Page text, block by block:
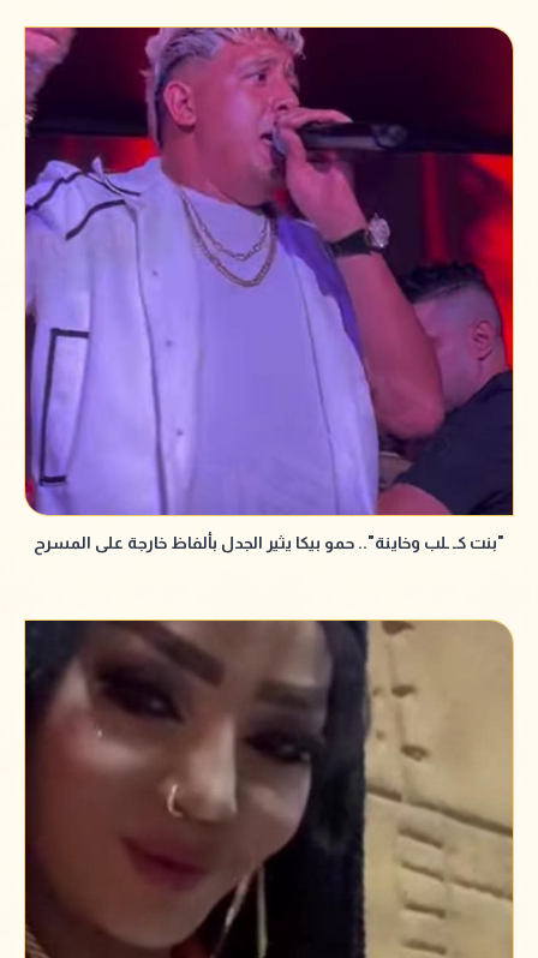
"بنت كـ ـلب وخاينة".. حمو بيكا يثير الجدل بألفاظ خارجة على المسرح